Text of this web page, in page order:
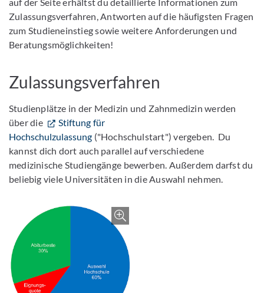
Zulassungsverfahren, Antworten auf die häufigsten Fragen
zum Studieneinstieg sowie weitere Anforderungen und
Beratungsmöglichkeiten!
Zulassungsverfahren
Studienplätze in der Medizin und Zahnmedizin werden
über die
Stiftung für
Hochschulzulassung ("Hochschulstart") vergeben. Du
kannst dich dort auch parallel auf verschiedene
medizinische Studiengänge bewerben. Außerdem darfst du
beliebig viele Universitäten in die Auswahl nehmen.